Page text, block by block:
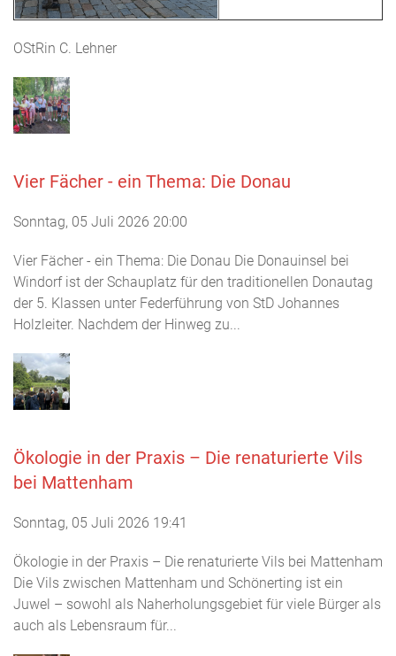
OStRin C. Lehner
Vier Fächer - ein Thema: Die Donau
Sonntag, 05 Juli 2026 20:00
Vier Fächer - ein Thema: Die Donau Die Donauinsel bei
Windorf ist der Schauplatz für den traditionellen Donautag
der 5. Klassen unter Federführung von StD Johannes
Holzleiter. Nachdem der Hinweg zu...
Ökologie in der Praxis – Die renaturierte Vils
bei Mattenham
Sonntag, 05 Juli 2026 19:41
Ökologie in der Praxis – Die renaturierte Vils bei Mattenham
Die Vils zwischen Mattenham und Schönerting ist ein
Juwel – sowohl als Naherholungsgebiet für viele Bürger als
auch als Lebensraum für...